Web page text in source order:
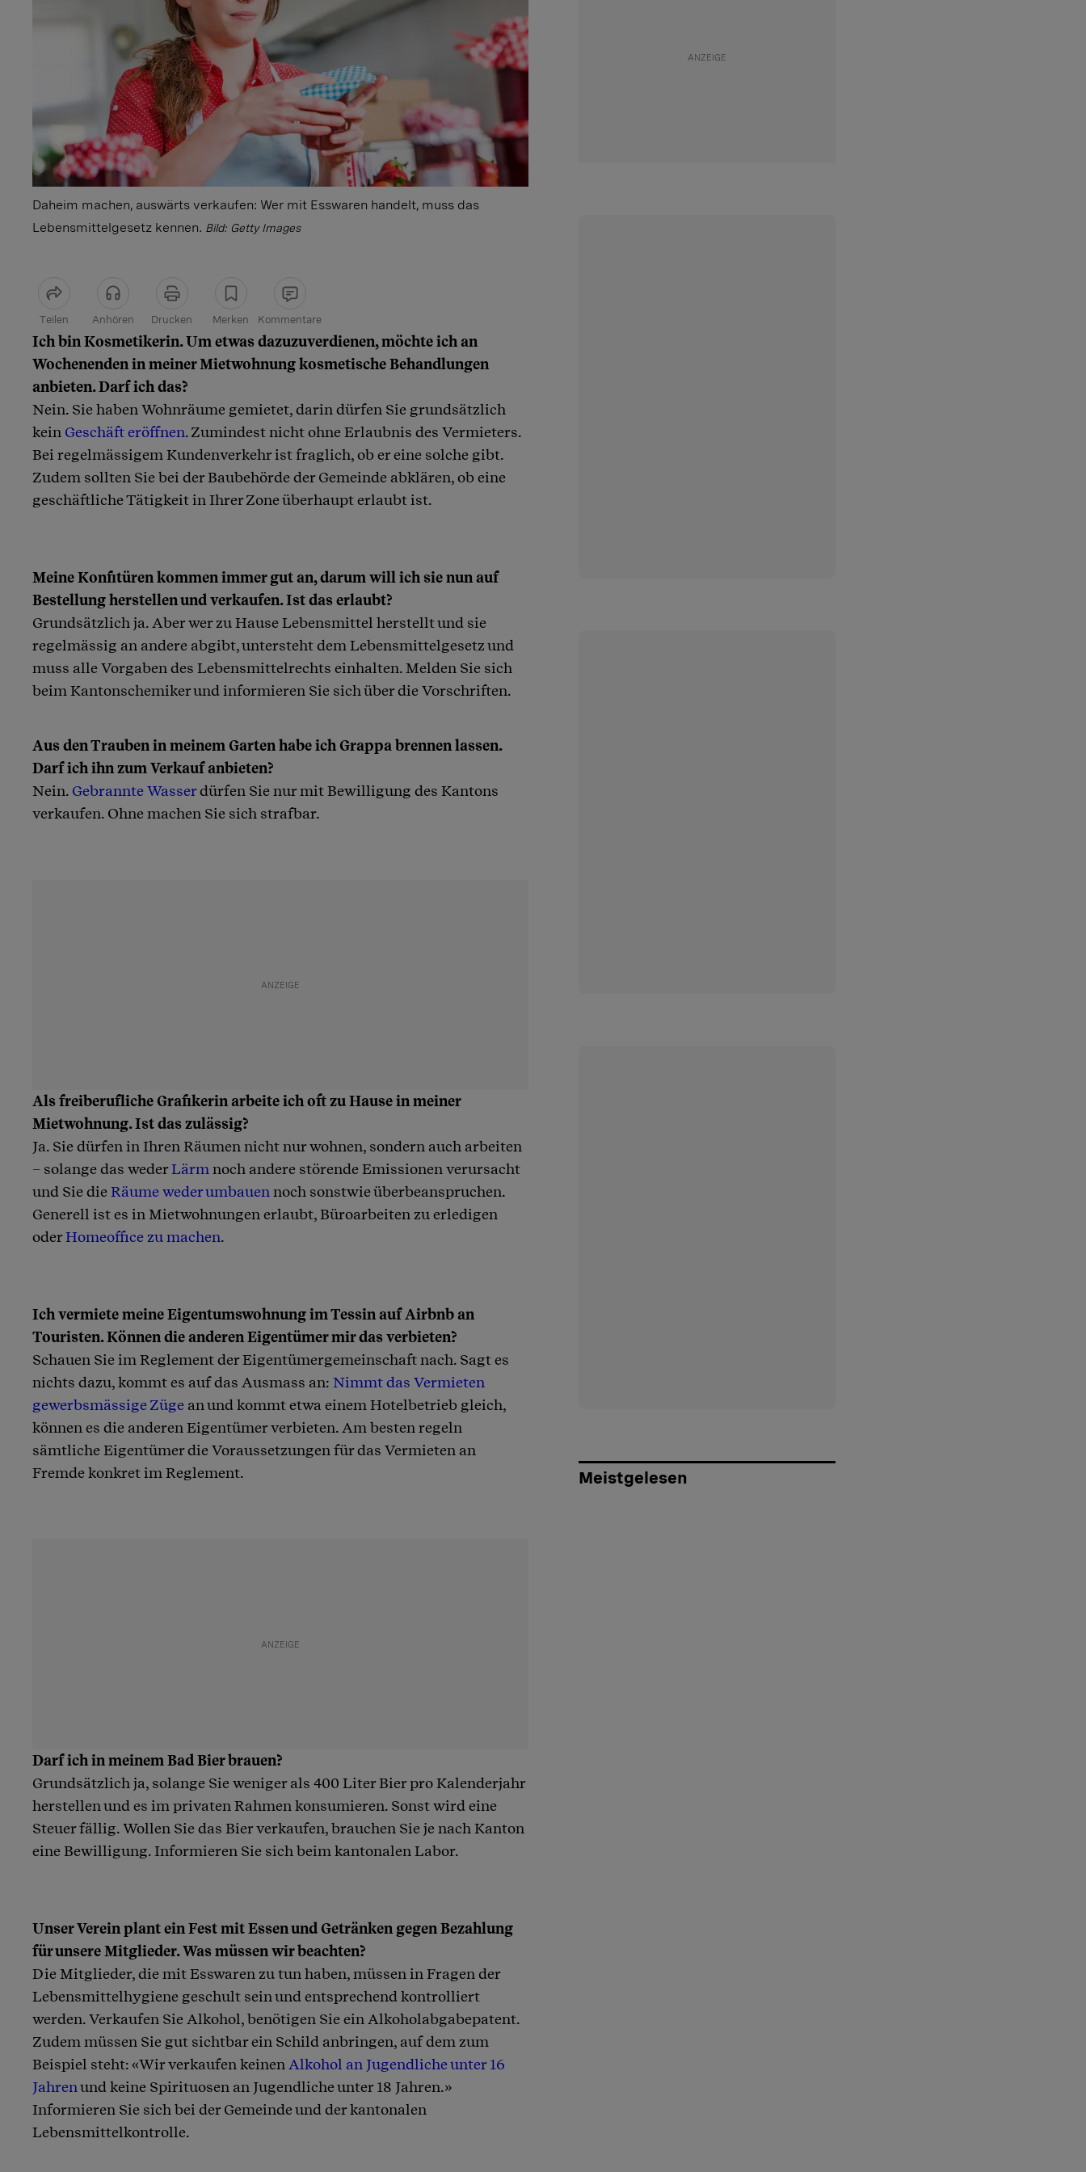
Daheim machen, auswärts verkaufen: Wer mit Esswaren handelt, muss das
Lebensmittelgesetz kennen. Bild: Getty Images
Teilen Anhören Drucken Merken Kommentare
Artikel teilen
Ich bin Kosmetikerin. Um etwas dazuzuverdienen, möchte ich an
Wochenenden in meiner Mietwohnung kosmetische Behandlungen
anbieten. Darf ich das?
Nein. Sie haben Wohnräume gemietet, darin dürfen Sie grundsätzlich
kein Geschäft eröffnen. Zumindest nicht ohne Erlaubnis des Vermieters.
Bei regelmässigem Kundenverkehr ist fraglich, ob er eine solche gibt.
Zudem sollten Sie bei der Baubehörde der Gemeinde abklären, ob eine
geschäftliche Tätigkeit in Ihrer Zone überhaupt erlaubt ist.
Meine Konfitüren kommen immer gut an, darum will ich sie nun auf
Bestellung herstellen und verkaufen. Ist das erlaubt?
Grundsätzlich ja. Aber wer zu Hause Lebensmittel herstellt und sie
regelmässig an andere abgibt, untersteht dem Lebensmittelgesetz und
muss alle Vorgaben des Lebensmittelrechts einhalten. Melden Sie sich
beim Kantonschemiker und informieren Sie sich über die Vorschriften.
Aus den Trauben in meinem Garten habe ich Grappa brennen lassen.
Darf ich ihn zum Verkauf anbieten?
Nein. Gebrannte Wasserdürfen Sie nur mit Bewilligung des Kantons
verkaufen. Ohne machen Sie sich strafbar.
Als freiberufliche Grafikerin arbeite ich oft zu Hause in meiner
Mietwohnung. Ist das zulässig?
Ja. Sie dürfen in Ihren Räumen nicht nur wohnen, sondern auch arbeiten
– solange das wederLärm noch andere störende Emissionen verursacht
und Sie dieRäume weder umbauen noch sonstwie überbeanspruchen.
Generell ist es in Mietwohnungen erlaubt, Büroarbeiten zu erledigen
oderHomeoffice zu machen.
Ich vermiete meine Eigentumswohnung im Tessin auf Airbnb an
Touristen. Können die anderen Eigentümer mir das verbieten?
Schauen Sie im Reglement der Eigentümergemeinschaft nach. Sagt es
nichts dazu, kommt es auf das Ausmass an: Nimmt das Vermieten
gewerbsmässige Züge an und kommt etwa einem Hotelbetrieb gleich,
können es die anderen Eigentümer verbieten. Am besten regeln
sämtliche Eigentümer die Voraussetzungen für das Vermieten an
Fremde konkret im Reglement.
Darf ich in meinem Bad Bier brauen?
Grundsätzlich ja, solange Sie weniger als 400 Liter Bier pro Kalenderjahr
herstellen und es im privaten Rahmen konsumieren. Sonst wird eine
Steuer fällig. Wollen Sie das Bier verkaufen, brauchen Sie je nach Kanton
eine Bewilligung. Informieren Sie sich beim kantonalen Labor.
Unser Verein plant ein Fest mit Essen und Getränken gegen Bezahlung
für unsere Mitglieder. Was müssen wir beachten?
Die Mitglieder, die mit Esswaren zu tun haben, müssen in Fragen der
Lebensmittelhygiene geschult sein und entsprechend kontrolliert
werden. Verkaufen Sie Alkohol, benötigen Sie ein Alkoholabgabepatent.
Zudem müssen Sie gut sichtbar ein Schild anbringen, auf dem zum
Beispiel steht: «Wir verkaufen keinen Alkohol an Jugendliche unter 16
Jahrenund keine Spirituosen an Jugendliche unter 18 Jahren.»
Informieren Sie sich bei der Gemeinde und der kantonalen
Lebensmittelkontrolle.
Meistgelesen